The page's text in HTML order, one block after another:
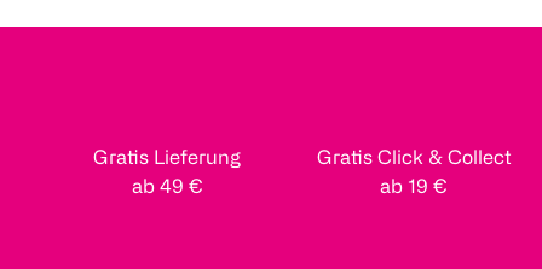
Gratis Lieferung
ab 49 €
Gratis Click & Collect
ab 19 €